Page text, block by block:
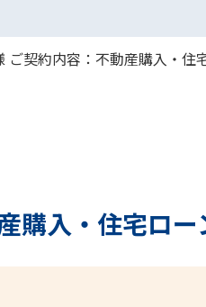
ご契約内容：不動産購入・住
購入・住宅ロー